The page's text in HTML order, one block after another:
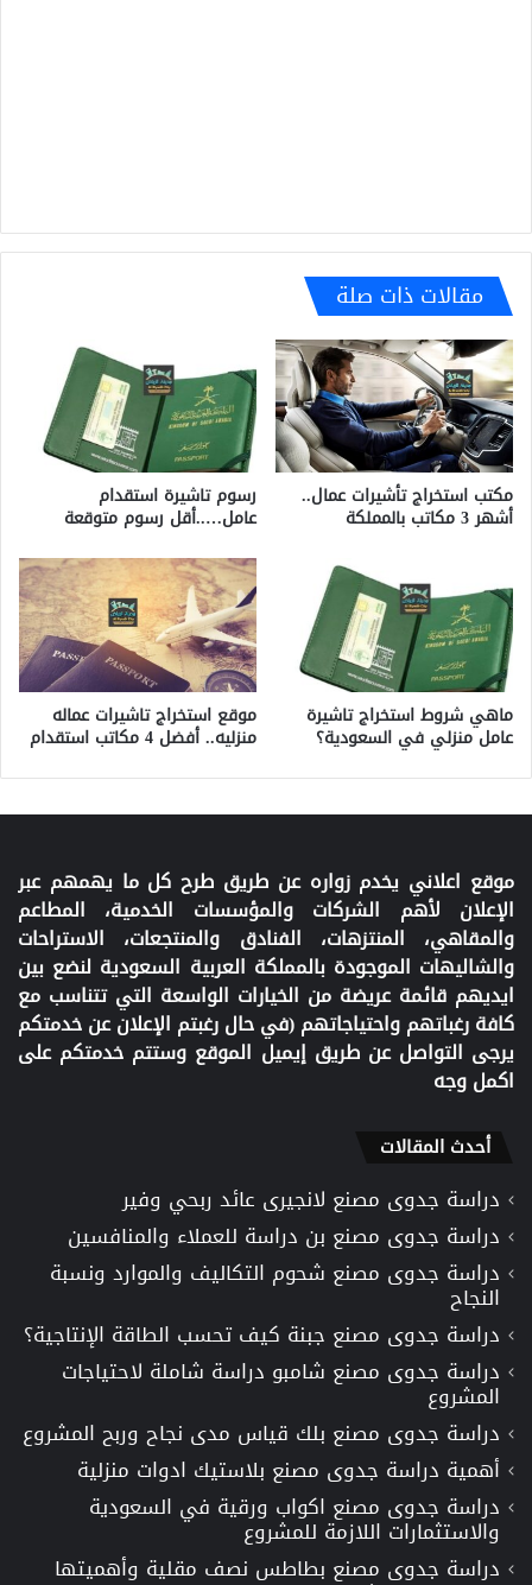
مقالات ذات صلة
مكتب استخراج تأشيرات عمال..
أشهر 3 مكاتب بالمملكة
رسوم تاشيرة استقدام
عامل…..أقل رسوم متوقعة
ماهي شروط استخراج تاشيرة
عامل منزلي في السعودية؟
موقع استخراج تاشيرات عماله
منزليه.. أفضل 4 مكاتب استقدام
موقع اعلاني يخدم زواره عن طريق طرح كل ما يهمهم عبر
الإعلان لأهم الشركات والمؤسسات الخدمية، المطاعم
والمقاهي، المنتزهات، الفنادق والمنتجعات، الاستراحات
والشاليهات الموجودة بالمملكة العربية السعودية لنضع بين
ايديهم قائمة عريضة من الخيارات الواسعة التي تتناسب مع
كافة رغباتهم واحتياجاتهم (في حال رغبتم الإعلان عن خدمتكم
يرجى التواصل عن طريق إيميل الموقع وستتم خدمتكم على
اكمل وجه
أحدث المقالات
دراسة جدوى مصنع لانجيرى عائد ربحي وفير
دراسة جدوى مصنع بن دراسة للعملاء والمنافسين
دراسة جدوى مصنع شحوم التكاليف والموارد ونسبة
النجاح
دراسة جدوى مصنع جبنة كيف تحسب الطاقة الإنتاجية؟
دراسة جدوى مصنع شامبو دراسة شاملة لاحتياجات
المشروع
دراسة جدوى مصنع بلك قياس مدى نجاح وربح المشروع
أهمية دراسة جدوى مصنع بلاستيك ادوات منزلية
دراسة جدوى مصنع اكواب ورقية في السعودية
والاستثمارات اللازمة للمشروع
دراسة جدوى مصنع بطاطس نصف مقلية وأهميتها